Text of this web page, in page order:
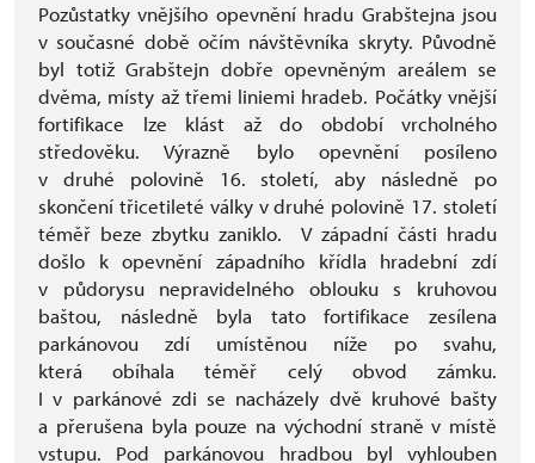
Pozůstatky vnějšího opevnění hradu Grabštejna jsou
v současné době očím návštěvníka skryty. Původně
byl totiž Grabštejn dobře opevněným areálem se
dvěma, místy až třemi liniemi hradeb. Počátky vnější
fortifikace lze klást až do období vrcholného
středověku. Výrazně bylo opevnění posíleno
v druhé polovině 16. století, aby následně po
skončení třicetileté války v druhé polovině 17. století
téměř beze zbytku zaniklo. V západní části hradu
došlo k opevnění západního křídla hradební zdí
v půdorysu nepravidelného oblouku s kruhovou
baštou, následně byla tato fortifikace zesílena
parkánovou zdí umístěnou níže po svahu,
která obíhala téměř celý obvod zámku.
I v parkánové zdi se nacházely dvě kruhové bašty
a přerušena byla pouze na východní straně v místě
vstupu. Pod parkánovou hradbou byl vyhlouben